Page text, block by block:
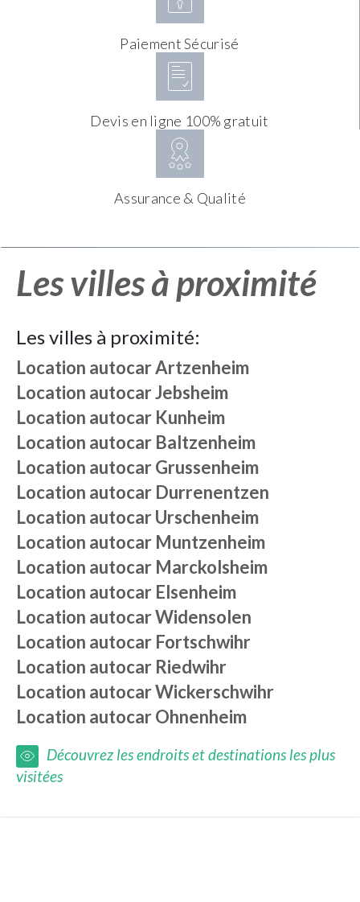
Paiement Sécurisé
Devis en ligne 100% gratuit
Assurance & Qualité
Les villes à proximité
Les villes à proximité:
Location autocarArtzenheim
Location autocarJebsheim
Location autocar Kunheim
Location autocar Baltzenheim
Location autocarGrussenheim
Location autocar Durrenentzen
Location autocarUrschenheim
Location autocar Muntzenheim
Location autocar Marckolsheim
Location autocar Elsenheim
Location autocarWidensolen
Location autocar Fortschwihr
Location autocar Riedwihr
Location autocarWickerschwihr
Location autocarOhnenheim
Découvrez les endroits et destinations les plus
visitées